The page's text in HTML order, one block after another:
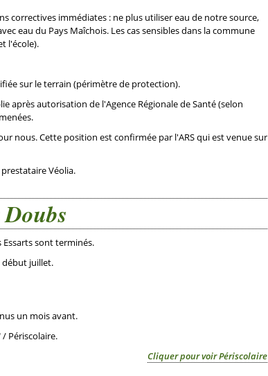
correctives immédiates : ne plus utiliser eau de notre source,
eau du Pays Maîchois. Les cas sensibles dans la commune
l'école).
sur le terrain (périmètre de protection).
après autorisation de l'Agence Régionale de Santé (selon
nous. Cette position est confirmée par l'ARS qui est venue sur
Véolia.
sont terminés.
début juillet.
un mois avant.
/ Périscolaire.
Cliquer pour voir Périscolaire